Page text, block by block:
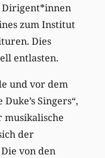
zum Institut
Dies
entlasten.
und vor dem
Singers“,
musikalische
der
von den